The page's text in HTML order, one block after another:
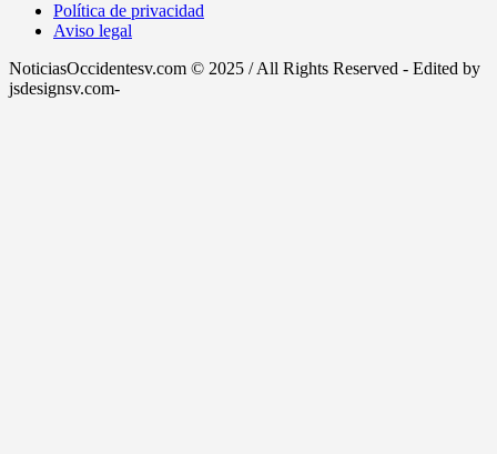
Política de privacidad
Aviso legal
NoticiasOccidentesv.com © 2025 / All Rights Reserved - Edited by
jsdesignsv.com-